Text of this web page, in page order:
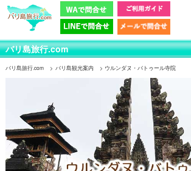
バリ島旅行.com
バリ島旅行.com バリ島観光案内 ウルンダヌ・バトゥール寺院